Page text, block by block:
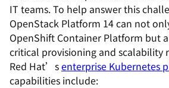
IT teams. To help answer this
OpenStack Platform 14 can not
OpenShift Container Platform but
critical provisioning and scalability
Red Hat’senterprise Kubernetes
capabilities include: